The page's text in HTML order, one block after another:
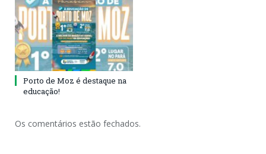
Porto de Moz é destaque na
educação!
Os comentários estão fechados.